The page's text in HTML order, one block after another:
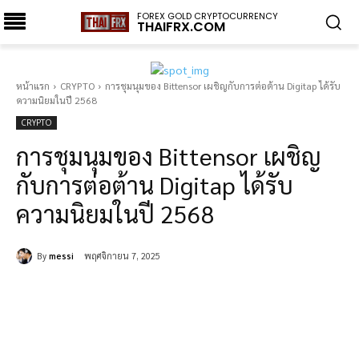
FOREX GOLD CRYPTOCURRENCY
THAIFRX.COM
หน้าแรก CRYPTO
การชุมนุมของ Bittensor เผชิญกับการต่อต้าน Digitap ได้รับ
ความนิยมในปี 2568
CRYPTO
การชุมนุมของ Bittensor เผชิญ
กับการต่อต้าน Digitap ได้รับ
ความนิยมในปี 2568
By messi พฤศจิกายน 7, 2025